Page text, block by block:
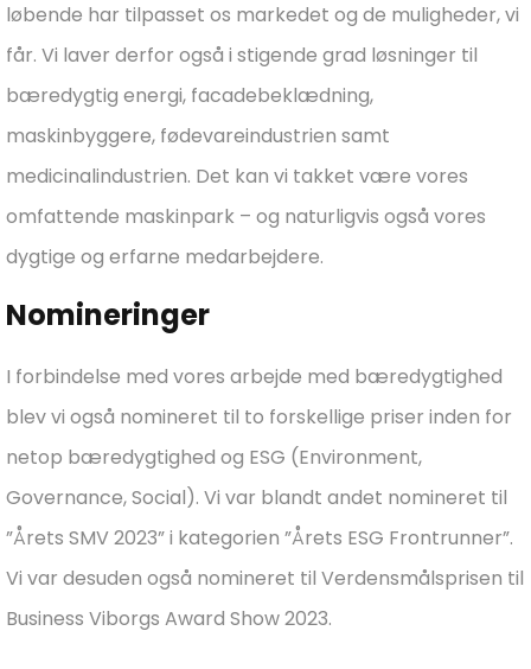
løbende har tilpasset os markedet og de muligheder, vi
får. Vi laver derfor også i stigende grad løsninger til
bæredygtig energi, facadebeklædning,
maskinbyggere, fødevareindustrien samt
medicinalindustrien. Det kan vi takket være vores
omfattende maskinpark – og naturligvis også vores
dygtige og erfarne medarbejdere.
Nomineringer
I forbindelse med vores arbejde med bæredygtighed
blev vi også nomineret til to forskellige priser inden for
netop bæredygtighed og ESG (Environment,
Governance, Social). Vi var blandt andet nomineret til
”Årets SMV 2023” i kategorien ”Årets ESG Frontrunner”.
Vi var desuden også nomineret til Verdensmålsprisen til
Business Viborgs Award Show 2023.